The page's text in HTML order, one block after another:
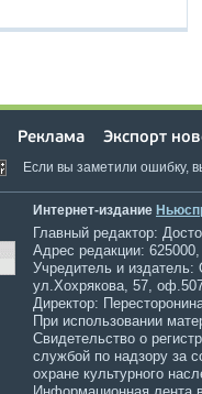
Реклама Экспорт
Если вы заметили ошибку,
Интернет-издание
Главный редактор:
Адрес редакции:
Учредитель и
ул.Хохрякова, 57,
Директор:
При использовании
Свидетельство о
службой по надзору за
охране культурного